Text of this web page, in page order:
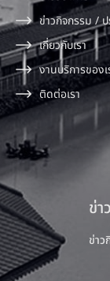
ข่าวกิจกรรม /
เกี่ยวกับเรา
งานบริการของเ
ติดต่อเรา
ข่
ข่า